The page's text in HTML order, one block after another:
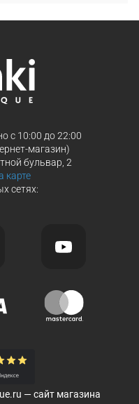
с 10:00 до 22:00
магазин)
бульвар, 2
карте
сетях:
— сайт магазина